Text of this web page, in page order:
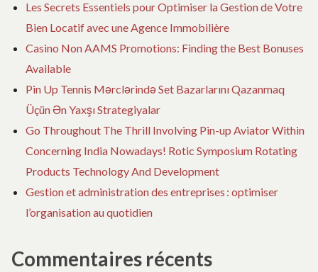
Les Secrets Essentiels pour Optimiser la Gestion de Votre
Bien Locatif avec une Agence Immobilière
Casino Non AAMS Promotions: Finding the Best Bonuses
Available
Pin Up Tennis Mərclərində Set Bazarlarını Qazanmaq
Üçün Ən Yaxşı Strategiyalar
Go Throughout The Thrill Involving Pin-up Aviator Within
Concerning India Nowadays! Rotic Symposium Rotating
Products Technology And Development
Gestion et administration des entreprises : optimiser
l’organisation au quotidien
Commentaires récents